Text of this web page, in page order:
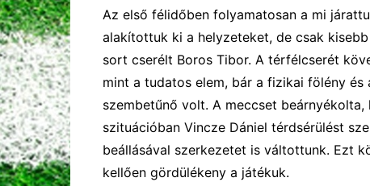
Az első félidőben folyamatosan a mi
alakítottuk ki a helyzeteket, de csak
sort cserélt Boros Tibor. A térfélcserét
mint a tudatos elem, bár a fizikai fölény
szembetűnő volt. A meccset
szituációban Vincze Dániel térdsérülést
beállásával szerkezetet is váltottunk. Ezt
kellően gördülékeny a játékuk.